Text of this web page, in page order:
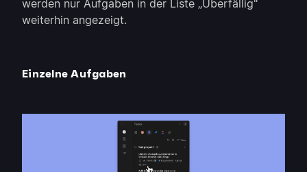
werden nur Aufgaben in der Liste „Überfällig"
weiterhin angezeigt.
Einzelne Aufgaben